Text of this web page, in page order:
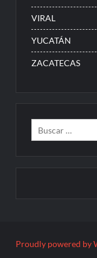
VIRAL
YUCATÁN
ZACATECAS
Proudly powered by